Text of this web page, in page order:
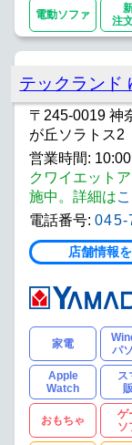
電動ソファ
注
テックランド
〒245-0019 神
が丘ソラトス2
営業時間:
クワイエット
施中。詳細は
電話番号: 045-
店舗情報
家電
パ
Apple
Watch
ス
おもちゃ
ゲ
ソ